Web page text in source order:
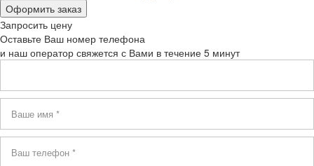
Запросить цену
Оставьте Ваш номер телефона
и наш оператор свяжется с Вами в течение 5 минут